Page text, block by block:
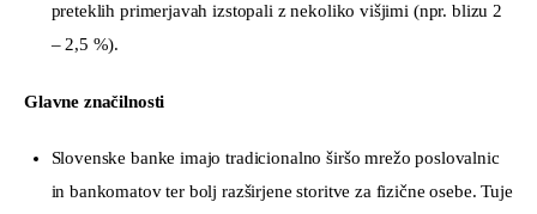
preteklih primerjavah izstopali z nekoliko višjimi (npr. blizu 2
– 2,5 %).
Glavne značilnosti
Slovenske banke imajo tradicionalno širšo mrežo poslovalnic
in bankomatov ter bolj razširjene storitve za fizične osebe. Tuje